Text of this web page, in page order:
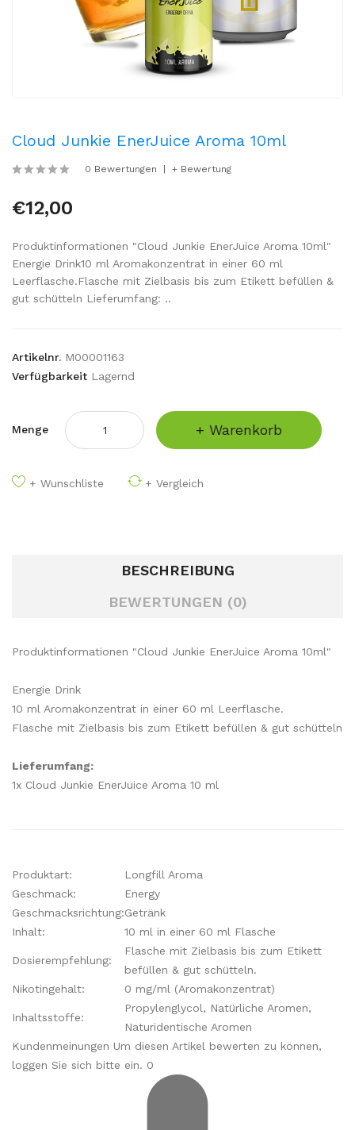
Cloud Junkie EnerJuice Aroma 10ml
0 Bewertungen + Bewertung
€12,00
Produktinformationen "Cloud Junkie EnerJuice Aroma 10ml"
Energie Drink10 ml Aromakonzentrat in einer 60 ml
Leerflasche.Flasche mit Zielbasis bis zum Etikett befüllen &
gut schütteln Lieferumfang: ..
Artikelnr. M00001163
Verfügbarkeit Lagernd
Menge + Warenkorb
+ Wunschliste + Vergleich
BESCHREIBUNG
BEWERTUNGEN (0)
Produktinformationen "Cloud Junkie EnerJuice Aroma 10ml"
Energie Drink
10 ml Aromakonzentrat in einer 60 ml Leerflasche.
Flasche mit Zielbasis bis zum Etikett befüllen & gut schütteln
Lieferumfang:
1x Cloud Junkie EnerJuice Aroma 10 ml
Produktart:
Longfill Aroma
Geschmack:
Energy
Geschmacksrichtung:Getränk
Inhalt:
10 ml in einer 60 ml Flasche
Dosierempfehlung:
Flasche mit Zielbasis bis zum Etikett
befüllen & gut schütteln.
Nikotingehalt:
0 mg/ml (Aromakonzentrat)
Inhaltsstoffe:
Propylenglycol, Natürliche Aromen,
Naturidentische Aromen
Kundenmeinungen Um diesen Artikel bewerten zu können,
loggen Sie sich bitte ein. 0